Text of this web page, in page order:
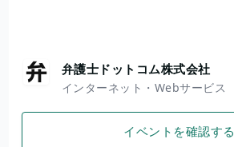
弁護士ドットコム株式会社
インターネット・Webサービス
イベントを確認する